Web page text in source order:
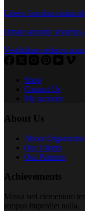
Libero faucibus
Ornare arcudui vivamus
Vestibulum sedarcu
Shop
Contact Us
My account
About Us
About
Our Clients
Our Partners
Achievements
Massa sed elementum
tempus imperdiet nulla.